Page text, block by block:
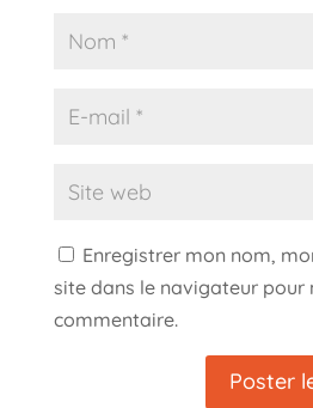
Enregistrer mon nom,
site dans le navigateur pour
commentaire.